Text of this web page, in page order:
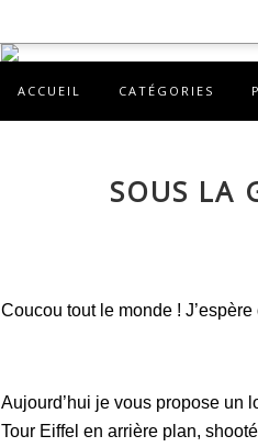
ACCUEIL CATÉGORIES
SOUS LA
Coucou tout le monde !
Aujourd’hui je vous propose
Tour Eiffel en arrière plan,